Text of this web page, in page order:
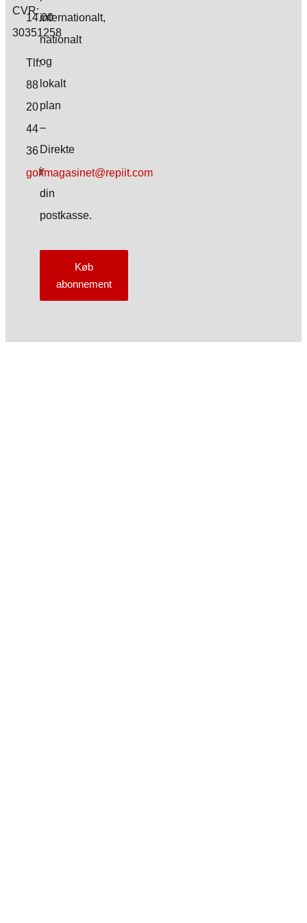
CVR:
30351258
14.00
Tlf:
88
20
44
36
golfmagasinet@repiit.com
internationalt,
nationalt
og
lokalt
plan
–
Direkte
i
din
postkasse.
Køb
abonnement